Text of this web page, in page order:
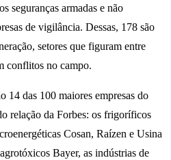
seguranças armadas e não
de vigilância. Dessas, 178 são
setores que figuram entre
conflitos no campo.
14 das 100 maiores empresas do
relação da Forbes: os frigoríficos
Cosan, Raízen e Usina
Bayer, as indústrias de